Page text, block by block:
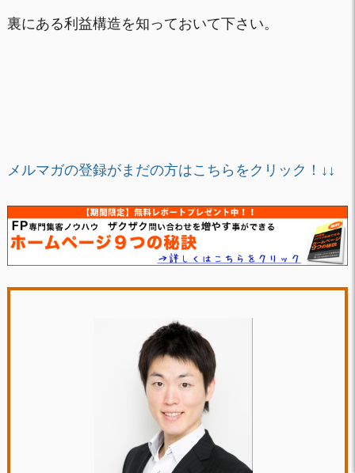
裏にある利益構造を知っておいて下さい。
メルマガの登録がまだの方はこちらをクリック！↓↓